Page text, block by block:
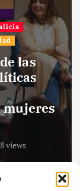
las
mujeres
views